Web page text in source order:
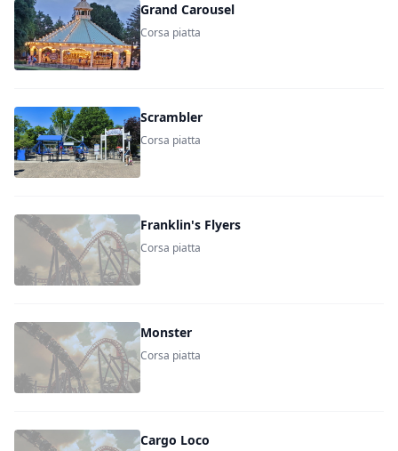
Grand Carousel
Corsa piatta
Scrambler
Corsa piatta
Franklin's Flyers
Corsa piatta
Monster
Corsa piatta
Cargo Loco